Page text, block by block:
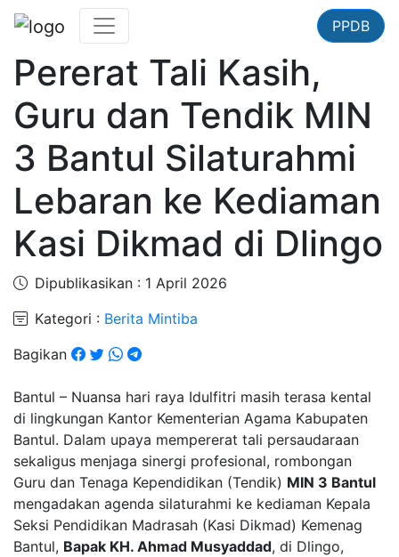
PPDB
Pererat Tali Kasih,
Guru dan Tendik MIN
3 Bantul Silaturahmi
Lebaran ke Kediaman
Kasi Dikmad di Dlingo
Dipublikasikan : 1 April 2026
Kategori : Berita Mintiba
Bagikan
Bantul – Nuansa hari raya Idulfitri masih terasa kental
di lingkungan Kantor Kementerian Agama Kabupaten
Bantul. Dalam upaya mempererat tali persaudaraan
sekaligus menjaga sinergi profesional, rombongan
Guru dan Tenaga Kependidikan (Tendik) MIN 3 Bantul
mengadakan agenda silaturahmi ke kediaman Kepala
Seksi Pendidikan Madrasah (Kasi Dikmad) Kemenag
Bantul, Bapak KH. Ahmad Musyaddad, di Dlingo,